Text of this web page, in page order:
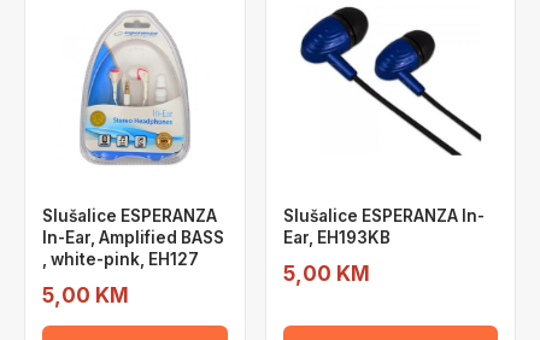
Slušalice ESPERANZA
In-Ear, Amplified BASS
, white-pink, EH127
5,00 KM
Slušalice ESPERANZA In-
Ear, EH193KB
5,00 KM